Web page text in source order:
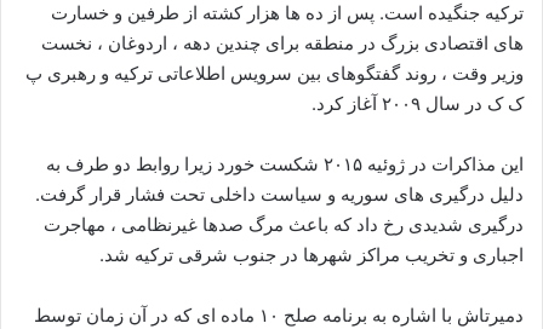
ترکیه جنگیده است. پس از ده ها هزار کشته از طرفین و خسارت
های اقتصادی بزرگ در منطقه برای چندین دهه ، اردوغان ، نخست
وزیر وقت ، روند گفتگوهای بین سرویس اطلاعاتی ترکیه و رهبری پ
ک ک در سال ۲۰۰۹ آغاز کرد.
این مذاکرات در ژوئیه ۲۰۱۵ شکست خورد زیرا روابط دو طرف به
دلیل درگیری های سوریه و سیاست داخلی تحت فشار قرار گرفت.
درگیری شدیدی رخ داد که باعث مرگ صدها غیرنظامی ، مهاجرت
اجباری و تخریب مراکز شهرها در جنوب شرقی ترکیه شد.
دمیرتاش با اشاره به برنامه صلح ۱۰ ماده ای که در آن زمان توسط